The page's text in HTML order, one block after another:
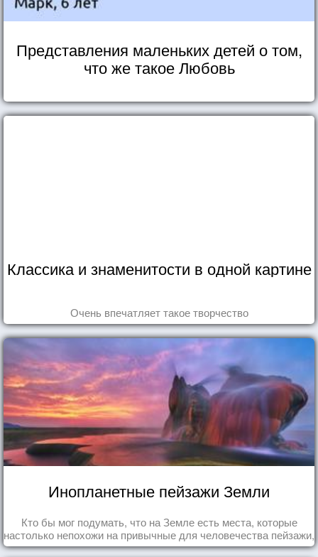
Представления маленьких детей о том,
что же такое Любовь
Классика и знаменитости в одной картине
Очень впечатляет такое творчество
Инопланетные пейзажи Земли
Кто бы мог подумать, что на Земле есть места, которые
настолько непохожи на привычные для человечества пейзажи,
что кажутся и вовсе инопланетными!